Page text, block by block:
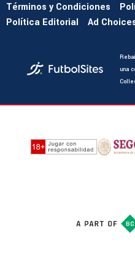
Términos y Condiciones
Política Editorial
Ad
una